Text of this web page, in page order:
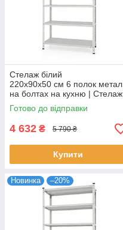
Стелаж білий
220х90х50 см 6 полок метал
на болтах на кухню | Стелаж
для вітальні
Готово до відправки
4 632 ₴ 5 790 ₴
Купити
Новинка –20%